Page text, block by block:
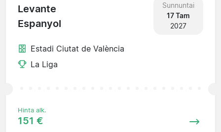
Levante
Espanyol
Sunnuntai
17 Tam
2027
Estadi Ciutat de València
La Liga
Hinta alk.
151 €